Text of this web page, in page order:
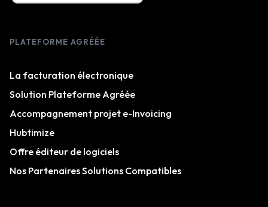
PLATEFORME AGRÉÉE
La facturation électronique
Solution Plateforme Agréée
Accompagnement projet e-Invoicing
Hubtimize
Offre éditeur de logiciels
Nos Partenaires Solutions Compatibles